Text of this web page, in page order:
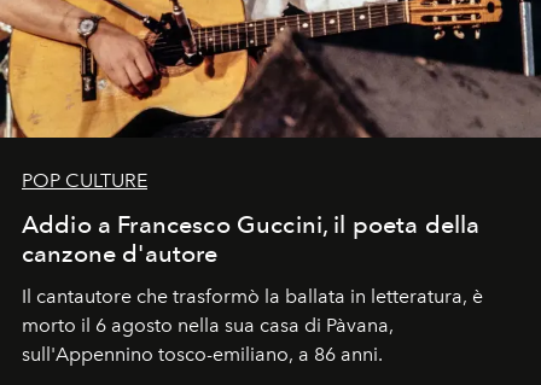
POP CULTURE
Addio a Francesco Guccini, il poeta della
canzone d'autore
Il cantautore che trasformò la ballata in letteratura, è
morto il 6 agosto nella sua casa di Pàvana,
sull'Appennino tosco-emiliano, a 86 anni.